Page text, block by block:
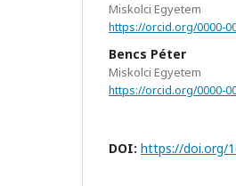
Miskolci Egyetem
https://orcid.org/0000-
Bencs Péter
Miskolci Egyetem
https://orcid.org/0000-
DOI: https://doi.org/